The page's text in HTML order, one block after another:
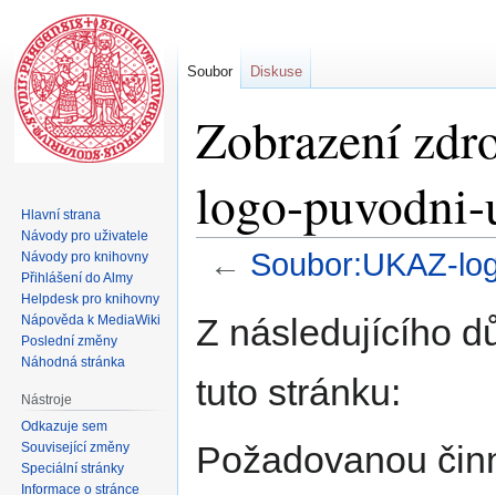
Zobrazení
logo-
← Soubor:UKAZ-
na
na
Z následujícího
tuto stránku:
Požadovanou
Soubor Diskuse
Hlavní strana
Návody pro uživatele
Návody pro knihovny
Přihlášení do Almy
Helpdesk pro knihovny
Nápověda k MediaWiki
Poslední změny
Náhodná stránka
Nástroje
Odkazuje sem
Související změny
Speciální stránky
Informace o stránce